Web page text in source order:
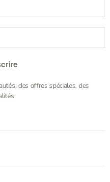
des offres spéciales, des